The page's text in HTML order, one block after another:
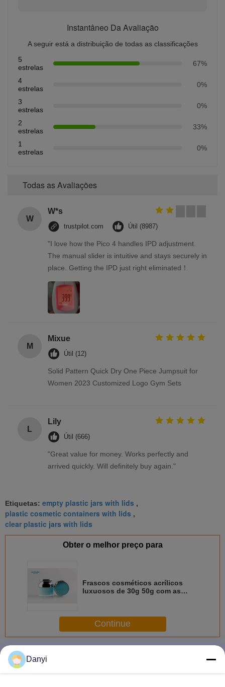
Instantâneo Da Avaliação
A seguir está a distribuição de todas as classificações
5
estrelas
67%
4
estrelas
0%
3
estrelas
0%
2
estrelas
33%
1
estrelas
0%
Todas as Avaliações
W
W*s
trustpilot.com Útil (8987)
"I love how the Pico 4 handles IPD adjustment.
The manual slider is intuitive and stays securely in
place. Getting the IPD just right eliminated！
M
Mixue
Útil (12)
Solid Pattern Quick Dry One Piece Jumpsuit for
Women 2023 Customized Logo Gym Sets
L
Lily
Útil (666)
"Great value for money. Works perfectly and
arrived quickly. Will definitely buy again."
Etiquetas: empty plastic jars with lids ,
plastic cosmetic containers with lids ,
clear plastic jars with lids
Obter o melhor preço para
Frascos cosméticos acrílicos
luxuosos de 30g 50g com as
Continue
Mais
Danyi